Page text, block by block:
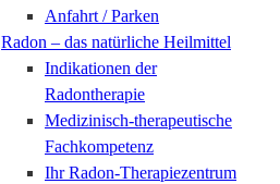
Anfahrt / Parken
Radon – das natürliche Heilmittel
Indikationen der
Radontherapie
Medizinisch-therapeutische
Fachkompetenz
Ihr Radon-Therapiezentrum